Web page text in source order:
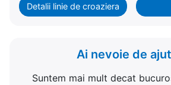
Detalii linie de croaziera
Ai nevoie de
Suntem mai mult decat